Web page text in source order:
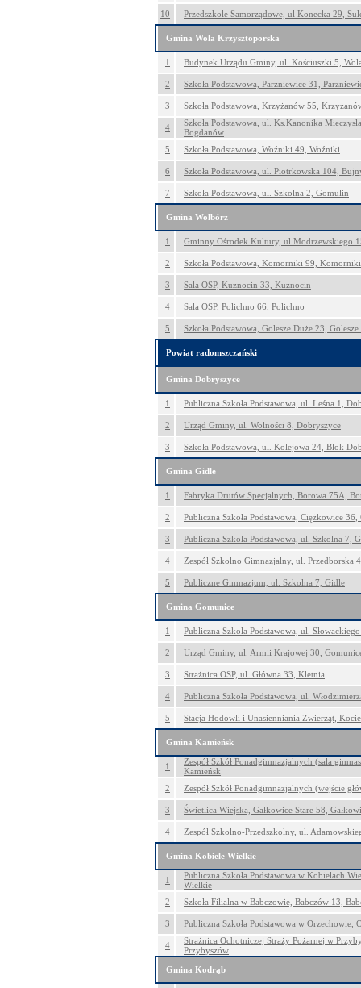
10 Przedszkole Samorządowe, ul Konecka 29,
Gmina Wola Krzysztoporska
1 Budynek Urządu Gminy, ul. Kościuszki 5,
2 Szkoła Podstawowa, Parzniewice 31,
3 Szkoła Podstawowa, Krzyżanów 55,
4
Szkoła Podstawowa, ul. Ks.Kanonika
Bogdanów
5
Szkoła Podstawowa, Woźniki 49, Woźniki
6 Szkoła Podstawowa, ul. Piotrkowska 104,
7 Szkoła Podstawowa, ul. Szkolna 2, Gomulin
Gmina Wolbórz
1 Gminny Ośrodek Kultury, ul.Modrzewskiego
2 Szkoła Podstawowa, Komorniki 99, Komorniki
3 Sala OSP, Kuznocin 33, Kuznocin
4 Sala OSP, Polichno 66, Polichno
5 Szkoła Podstawowa, Golesze Duże 23, Golesze
Powiat radomszczański
Gmina Dobryszyce
1 Publiczna Szkoła Podstawowa, ul. Leśna 1,
2 Urząd Gminy, ul. Wolności 8, Dobryszyce
3 Szkoła Podstawowa, ul. Kolejowa 24, Blok
Gmina Gidle
1 Fabryka Drutów Specjalnych, Borowa 75A,
2 Publiczna Szkoła Podstawowa, Ciężkowice
3 Publiczna Szkoła Podstawowa, ul. Szkolna 7,
4 Zespół Szkolno Gimnazjalny, ul. Przedborska
5 Publiczne Gimnazjum, ul. Szkolna 7, Gidle
Gmina Gomunice
1 Publiczna Szkoła Podstawowa, ul.
2 Urząd Gminy, ul. Armii Krajowej 30,
3 Strażnica OSP, ul. Główna 33, Kletnia
4 Publiczna Szkoła Podstawowa, ul.
5 Stacja Hodowli i Unasienniania Zwierząt,
Gmina Kamieńsk
1
Zespół Szkół Ponadgimnazjalnych (sala
Kamieńsk
2
Zespół Szkół Ponadgimnazjalnych (wejście
3 Świetlica Wiejska, Gałkowice Stare 58,
4 Zespół Szkolno-Przedszkolny, ul.
Gmina Kobiele Wielkie
1
Publiczna Szkoła Podstawowa w Kobielach
Wielkie
2
Szkoła Filialna w Babczowie, Babczów 13,
3 Publiczna Szkoła Podstawowa w Orzechowie,
4
Strażnica Ochotniczej Straży Pożarnej w
Przybyszów
Gmina Kodrąb